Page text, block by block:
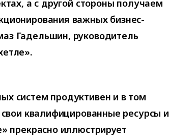
а с другой стороны получаем
важных бизнес-
Гадельшин, руководитель
систем продуктивен и в том
квалифицированные ресурсы и
прекрасно иллюстрирует